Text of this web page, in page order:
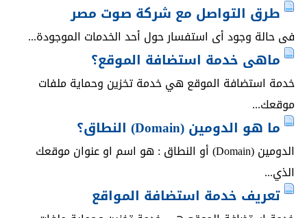
طرق التواصل مع شركة صوت مصر
فى حالة وجود أى استفسار حول أحد الخدمات الموجودة...
ماهى خدمة استضافة الموقع؟
خدمة استضافة الموقع هي خدمة تخزين وحماية ملفات
موقعك...
ما هو الدومين (Domain) النطاق؟
الدومين (Domain) أو النطاق : هو اسم او عنوان موقعك
الذي...
تعريف خدمة استضافة المواقع